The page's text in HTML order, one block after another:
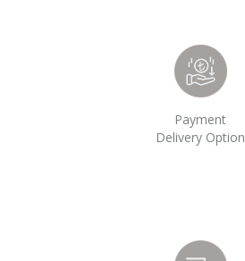
Payment
Delivery Option